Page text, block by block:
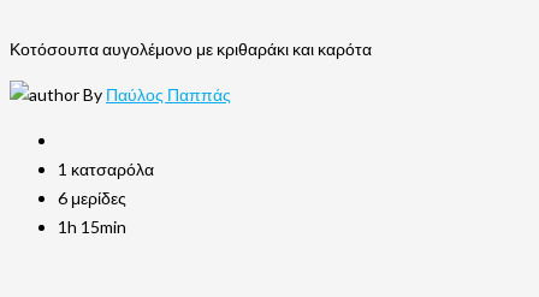
Κοτόσουπα αυγολέμονο με κριθαράκι και καρότα
By Παύλος Παππάς
1 κατσαρόλα
6 μερίδες
1h 15min